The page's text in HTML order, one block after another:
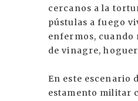
cercanos a la
pústulas a fuego
enfermos, cuando
de vinagre,
En este escenario
estamento militar